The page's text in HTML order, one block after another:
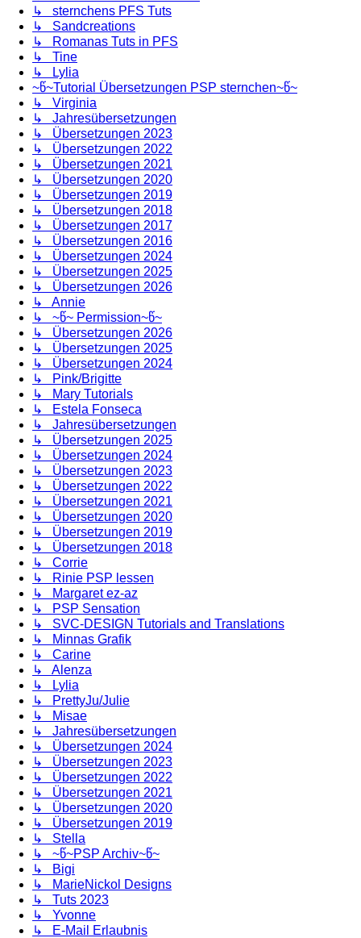
↳ sternchens PFS Tuts
↳ Sandcreations
↳ Romanas Tuts in PFS
↳ Tine
↳ Lylia
~წ~Tutorial Übersetzungen PSP sternchen~წ~
↳ Virginia
↳ Jahresübersetzungen
↳ Übersetzungen 2023
↳ Übersetzungen 2022
↳ Übersetzungen 2021
↳ Übersetzungen 2020
↳ Übersetzungen 2019
↳ Übersetzungen 2018
↳ Übersetzungen 2017
↳ Übersetzungen 2016
↳ Übersetzungen 2024
↳ Übersetzungen 2025
↳ Übersetzungen 2026
↳ Annie
↳ ~წ~ Permission~წ~
↳ Übersetzungen 2026
↳ Übersetzungen 2025
↳ Übersetzungen 2024
↳ Pink/Brigitte
↳ Mary Tutorials
↳ Estela Fonseca
↳ Jahresübersetzungen
↳ Übersetzungen 2025
↳ Übersetzungen 2024
↳ Übersetzungen 2023
↳ Übersetzungen 2022
↳ Übersetzungen 2021
↳ Übersetzungen 2020
↳ Übersetzungen 2019
↳ Übersetzungen 2018
↳ Corrie
↳ Rinie PSP lessen
↳ Margaret ez-az
↳ PSP Sensation
↳ SVC-DESIGN Tutorials and Translations
↳ Minnas Grafik
↳ Carine
↳ Alenza
↳ Lylia
↳ PrettyJu/Julie
↳ Misae
↳ Jahresübersetzungen
↳ Übersetzungen 2024
↳ Übersetzungen 2023
↳ Übersetzungen 2022
↳ Übersetzungen 2021
↳ Übersetzungen 2020
↳ Übersetzungen 2019
↳ Stella
↳ ~წ~PSP Archiv~წ~
↳ Bigi
↳ MarieNickol Designs
↳ Tuts 2023
↳ Yvonne
↳ E-Mail Erlaubnis